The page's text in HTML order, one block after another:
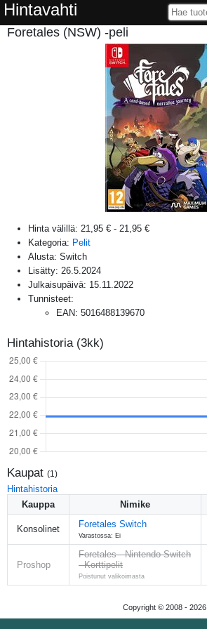
Hintavahti
Foretales (NSW) -peli
Hinta välillä: 21,95 € - 21,95 €
Kategoria: Pelit
Alusta: Switch
Lisätty: 26.5.2024
Julkaisupäivä: 15.11.2022
Tunnisteet:
EAN: 5016488139670
Hintahistoria (3kk)
Kaupat (1 )
Hintahistoria
Kauppa
Nimike
Konsolinet Foretales Switch
Varastossa: Ei
Proshop
Foretales - Nintendo Switch
- Korttipelit
Poistunut valikoimasta
Copyright © 2008 - 2026